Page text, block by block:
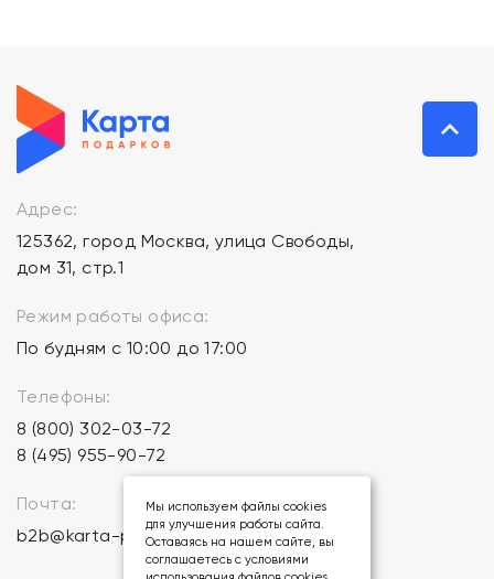
Адрес:
125362, город Москва, улица Свободы,
дом 31, стр.1
Режим работы офиса:
По будням с 10:00 до 17:00
Телефоны:
8 (800) 302-03-72
8 (495) 955-90-72
Почта:
b2b@karta-podarkov.ru
Мы используем файлы cookies
для улучшения работы сайта.
Оставаясь на нашем сайте, вы
соглашаетесь с условиями